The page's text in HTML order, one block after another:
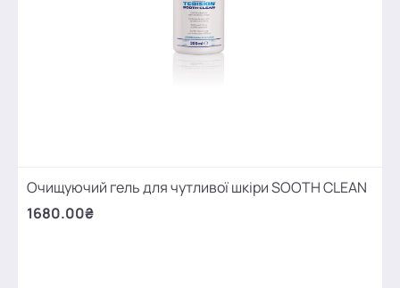
Очищуючий гель для чутливої шкіри SOOTH CLEAN
1680.00₴